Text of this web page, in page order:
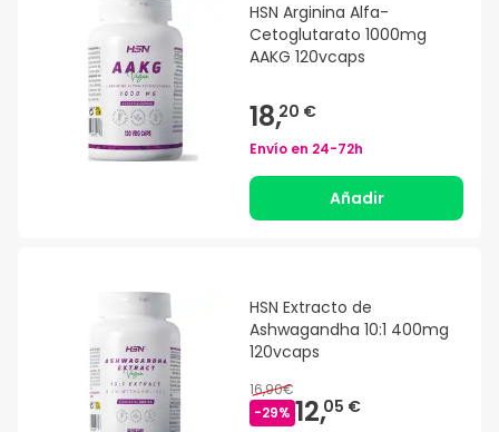
HSN Arginina Alfa-
Cetoglutarato 1000mg
AAKG 120vcaps
18,20 €
Envío en 24-72h
Añadir
HSN Extracto de
Ashwagandha 10:1 400mg
120vcaps
16,90€
-29% 12,05 €